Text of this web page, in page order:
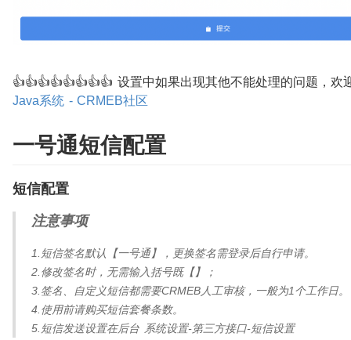
👍👍👍👍👍👍👍👍 设置中如果出现其他不能处理的问题，欢
Java系统 - CRMEB社区
一号通短信配置
短信配置
注意事项
1.短信签名默认【一号通】，更换签名需登录后自行申请。
2.修改签名时，无需输入括号既【】；
3.签名、自定义短信都需要CRMEB人工审核，一般为1个工作日。
4.使用前请购买短信套餐条数。
5.短信发送设置在后台 系统设置-第三方接口-短信设置